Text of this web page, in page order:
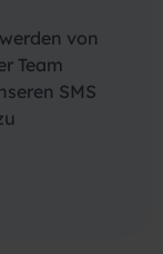
von
Team
SMS